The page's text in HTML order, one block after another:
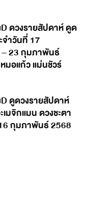
ดวงรายสัปดาห์ ดูด
จำวันที่ 17
23 กุมภาพันธ์
มอแก้ว แม่นชัวร์
ดูดวงรายสัปดาห์
เมจิกแมน ดวงชะตา
กุมภาพันธ์ 2568